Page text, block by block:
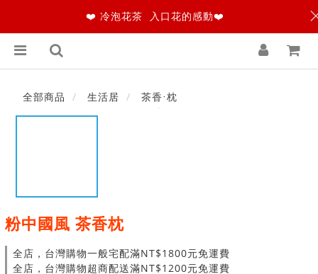
全部商品 生活居 茶香‧枕
粉中國風 茶香枕
全店，台灣購物一般宅配滿NT$1800元免運費
全店，台灣購物超商配送滿NT$1200元免運費
❤️ 冷泡花茶 入口花的感動❤️